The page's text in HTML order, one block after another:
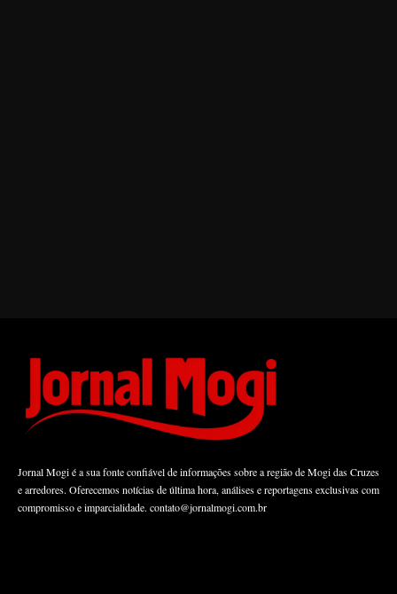
Jornal Mogi é a sua fonte confiável de informações sobre a região de Mogi das Cruzes
e arredores. Oferecemos notícias de última hora, análises e reportagens exclusivas com
compromisso e imparcialidade. contato@jornalmogi.com.br